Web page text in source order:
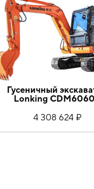
экскаватор
CDM6060Y
4 308 624 ₽